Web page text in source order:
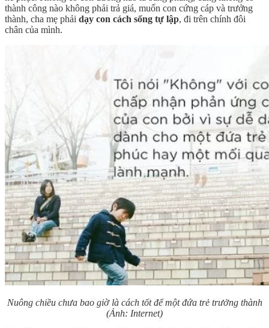
thành công nào không phải trả giá, muốn con cứng cáp và trưởng
thành, cha mẹ phải dạy con cách sống tự lập, đi trên chính đôi
chân của mình.
Nuông chiều chưa bao giờ là cách tốt để một đứa trẻ trưởng thành
(Ảnh: Internet)